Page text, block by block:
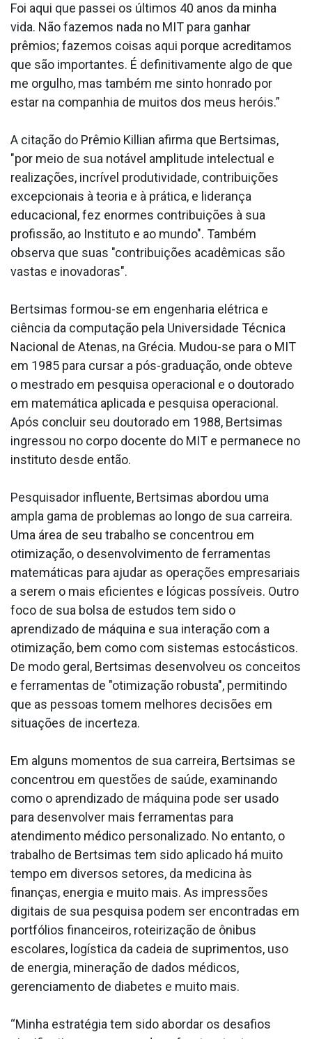
Foi aqui que passei os últimos 40 anos da minha
vida. Não fazemos nada no MIT para ganhar
prêmios; fazemos coisas aqui porque acreditamos
que são importantes. É definitivamente algo de que
me orgulho, mas também me sinto honrado por
estar na companhia de muitos dos meus heróis.”
A citação do Prêmio Killian afirma que Bertsimas,
"por meio de sua notável amplitude intelectual e
realizações, incrível produtividade, contribuições
excepcionais à teoria e à prática, e liderança
educacional, fez enormes contribuições à sua
profissão, ao Instituto e ao mundo". Também
observa que suas "contribuições acadêmicas são
vastas e inovadoras".
Bertsimas formou-se em engenharia elétrica e
ciência da computação pela Universidade Técnica
Nacional de Atenas, na Grécia. Mudou-se para o MIT
em 1985 para cursar a pós-graduação, onde obteve
o mestrado em pesquisa operacional e o doutorado
em matemática aplicada e pesquisa operacional.
Após concluir seu doutorado em 1988, Bertsimas
ingressou no corpo docente do MIT e permanece no
instituto desde então.
Pesquisador influente, Bertsimas abordou uma
ampla gama de problemas ao longo de sua carreira.
Uma área de seu trabalho se concentrou em
otimização, o desenvolvimento de ferramentas
matemáticas para ajudar as operações empresariais
a serem o mais eficientes e lógicas possíveis. Outro
foco de sua bolsa de estudos tem sido o
aprendizado de máquina e sua interação com a
otimização, bem como com sistemas estocásticos.
De modo geral, Bertsimas desenvolveu os conceitos
e ferramentas de "otimização robusta", permitindo
que as pessoas tomem melhores decisões em
situações de incerteza.
Em alguns momentos de sua carreira, Bertsimas se
concentrou em questões de saúde, examinando
como o aprendizado de máquina pode ser usado
para desenvolver mais ferramentas para
atendimento médico personalizado. No entanto, o
trabalho de Bertsimas tem sido aplicado há muito
tempo em diversos setores, da medicina às
finanças, energia e muito mais. As impressões
digitais de sua pesquisa podem ser encontradas em
portfólios financeiros, roteirização de ônibus
escolares, logística da cadeia de suprimentos, uso
de energia, mineração de dados médicos,
gerenciamento de diabetes e muito mais.
“Minha estratégia tem sido abordar os desafios